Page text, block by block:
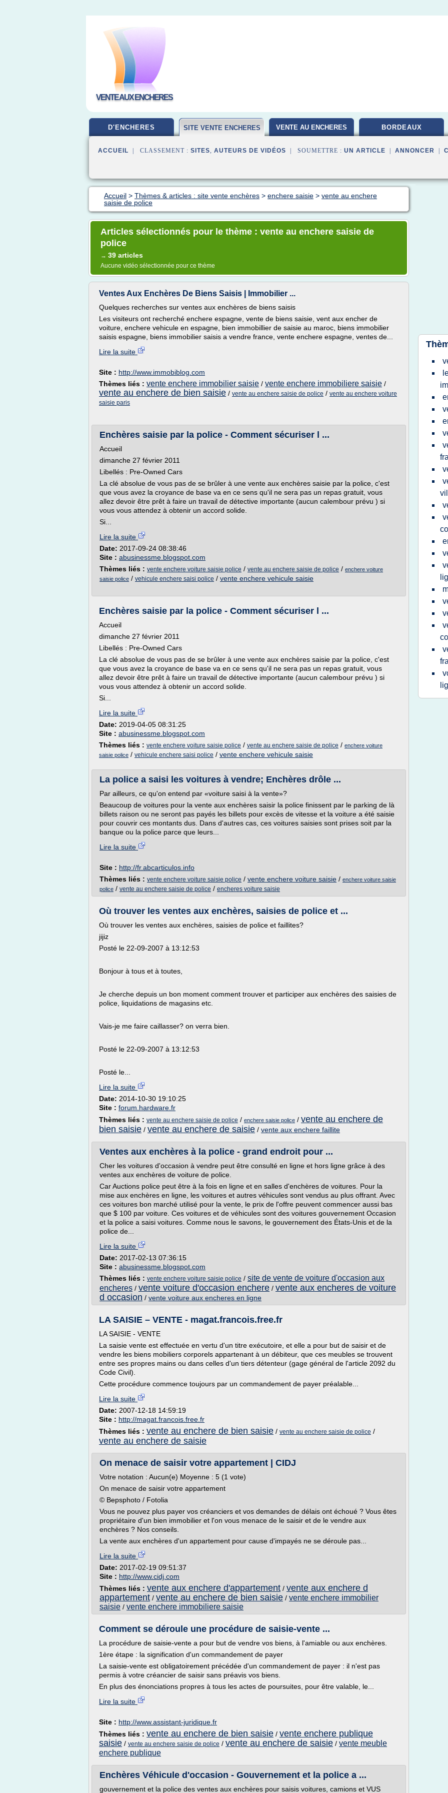
VENTE AUX ENCHERES
D'ENCHERES SITE VENTE ENCHERES VENTE AU ENCHERES BORDEAUX
ACCUEIL | CLASSEMENT : SITES, AUTEURS DE VIDÉOS | SOUMETTRE : UN ARTICLE ANNONCER
Accueil > Thèmes & articles : site vente enchères > enchere saisie > vente au enchere
saisie de police
Articles sélectionnés pour le thème : vente au enchere saisie de
police
→ 39 articles
Aucune vidéo sélectionnée pour ce thème
Ventes Aux Enchères De Biens Saisis | Immobilier ...
Quelques recherches sur ventes aux enchères de biens saisis
Les visiteurs ont recherché enchere espagne, vente de biens saisie, vent aux encher de
voiture, enchere vehicule en espagne, bien immobillier de saisie au maroc, biens immobilier
saisis espagne, biens immobilier saisis a vendre france, vente enchere espagne, ventes de...
Lire la suite
Site : http://www.immobiblog.com
Thèmes liés : vente enchere immobilier saisie / vente enchere immobiliere saisie /
vente au enchere de bien saisie / vente au enchere saisie de police / vente au enchere voiture
saisie paris
Enchères saisie par la police - Comment sécuriser l ...
Accueil
dimanche 27 février 2011
Libellés : Pre-Owned Cars
La clé absolue de vous pas de se brûler à une vente aux enchères saisie par la police, c'est
que vous avez la croyance de base va en ce sens qu'il ne sera pas un repas gratuit, vous
allez devoir être prêt à faire un travail de détective importante (aucun calembour prévu ) si
vous vous attendez à obtenir un accord solide.
Si...
Lire la suite
Date: 2017-09-24 08:38:46
Site : abusinessme.blogspot.com
Thèmes liés : vente enchere voiture saisie police / vente au enchere saisie de police / enchere voiture
saisie police / vehicule enchere saisi police / vente enchere vehicule saisie
Enchères saisie par la police - Comment sécuriser l ...
Accueil
dimanche 27 février 2011
Libellés : Pre-Owned Cars
La clé absolue de vous pas de se brûler à une vente aux enchères saisie par la police, c'est
que vous avez la croyance de base va en ce sens qu'il ne sera pas un repas gratuit, vous
allez devoir être prêt à faire un travail de détective importante (aucun calembour prévu ) si
vous vous attendez à obtenir un accord solide.
Si...
Lire la suite
Date: 2019-04-05 08:31:25
Site : abusinessme.blogspot.com
Thèmes liés : vente enchere voiture saisie police / vente au enchere saisie de police / enchere voiture
saisie police / vehicule enchere saisi police / vente enchere vehicule saisie
La police a saisi les voitures à vendre; Enchères drôle ...
Par ailleurs, ce qu'on entend par «voiture saisi à la vente»?
Beaucoup de voitures pour la vente aux enchères saisir la police finissent par le parking de là
billets raison ou ne seront pas payés les billets pour excès de vitesse et la voiture a été saisie
pour couvrir ces montants dus. Dans d'autres cas, ces voitures saisies sont prises soit par la
banque ou la police parce que leurs...
Lire la suite
Site : http://fr.abcarticulos.info
Thèmes liés : vente enchere voiture saisie police / vente enchere voiture saisie / enchere voiture saisie
police / vente au enchere saisie de police / encheres voiture saisie
Où trouver les ventes aux enchères, saisies de police et ...
Où trouver les ventes aux enchères, saisies de police et faillites?
jijiz
Posté le 22-09-2007 à 13:12:53
Bonjour à tous et à toutes,
Je cherche depuis un bon moment comment trouver et participer aux enchères des saisies de
police, liquidations de magasins etc.
Vais-je me faire caillasser? on verra bien.
Posté le 22-09-2007 à 13:12:53
Posté le...
Lire la suite
Date: 2014-10-30 19:10:25
Site : forum.hardware.fr
Thèmes liés : vente au enchere saisie de police / enchere saisie police / vente au enchere de
bien saisie / vente au enchere de saisie / vente aux enchere faillite
Ventes aux enchères à la police - grand endroit pour ...
Cher les voitures d'occasion à vendre peut être consulté en ligne et hors ligne grâce à des
ventes aux enchères de voiture de police.
Car Auctions police peut être à la fois en ligne et en salles d'enchères de voitures. Pour la
mise aux enchères en ligne, les voitures et autres véhicules sont vendus au plus offrant. Avec
ces voitures bon marché utilisé pour la vente, le prix de l'offre peuvent commencer aussi bas
que $ 100 par voiture. Ces voitures et de véhicules sont des voitures gouvernement Occasion
et la police a saisi voitures. Comme nous le savons, le gouvernement des États-Unis et de la
police de...
Lire la suite
Date: 2017-02-13 07:36:15
Site : abusinessme.blogspot.com
Thèmes liés : vente enchere voiture saisie police / site de vente de voiture d'occasion aux
encheres / vente voiture d'occasion enchere / vente aux encheres de voiture
d occasion / vente voiture aux encheres en ligne
LA SAISIE – VENTE - magat.francois.free.fr
LA SAISIE - VENTE
La saisie vente est effectuée en vertu d'un titre exécutoire, et elle a pour but de saisir et de
vendre les biens mobiliers corporels appartenant à un débiteur, que ces meubles se trouvent
entre ses propres mains ou dans celles d'un tiers détenteur (gage général de l'article 2092 du
Code Civil).
Cette procédure commence toujours par un commandement de payer préalable...
Lire la suite
Date: 2007-12-18 14:59:19
Site : http://magat.francois.free.fr
Thèmes liés : vente au enchere de bien saisie / vente au enchere saisie de police /
vente au enchere de saisie
On menace de saisir votre appartement | CIDJ
Votre notation : Aucun(e) Moyenne : 5 (1 vote)
On menace de saisir votre appartement
© Bepsphoto / Fotolia
Vous ne pouvez plus payer vos créanciers et vos demandes de délais ont échoué ? Vous êtes
propriétaire d'un bien immobilier et l'on vous menace de le saisir et de le vendre aux
enchères ? Nos conseils.
La vente aux enchères d'un appartement pour cause d'impayés ne se déroule pas...
Lire la suite
Date: 2017-02-19 09:51:37
Site : http://www.cidj.com
Thèmes liés : vente aux enchere d'appartement / vente aux enchere d
appartement / vente au enchere de bien saisie / vente enchere immobilier
saisie / vente enchere immobiliere saisie
Comment se déroule une procédure de saisie-vente ...
La procédure de saisie-vente a pour but de vendre vos biens, à l'amiable ou aux enchères.
1ère étape : la signification d'un commandement de payer
La saisie-vente est obligatoirement précédée d'un commandement de payer : il n'est pas
permis à votre créancier de saisir sans préavis vos biens.
En plus des énonciations propres à tous les actes de poursuites, pour être valable, le...
Lire la suite
Site : http://www.assistant-juridique.fr
Thèmes liés : vente au enchere de bien saisie / vente enchere publique
saisie / vente au enchere saisie de police / vente au enchere de saisie / vente meuble
enchere publique
Enchères Véhicule d'occasion - Gouvernement et la police a ...
gouvernement et la police des ventes aux enchères pour saisis voitures, camions et VUS